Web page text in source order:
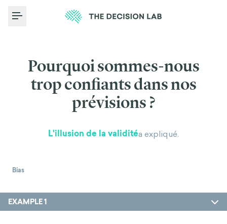
Toggle Menu
Pourquoi sommes-nous
trop confiants dans nos
prévisions ?
L'illusion de la validitéa expliqué.
Bias
EXAMPLE 1